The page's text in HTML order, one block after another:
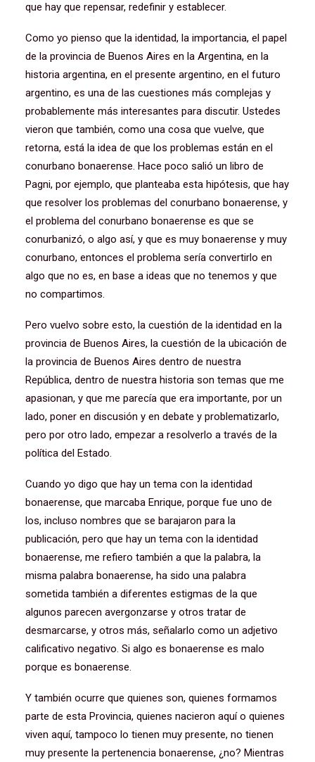
que hay que repensar, redefinir y establecer.
Como yo pienso que la identidad, la importancia, el papel
de la provincia de Buenos Aires en la Argentina, en la
historia argentina, en el presente argentino, en el futuro
argentino, es una de las cuestiones más complejas y
probablemente más interesantes para discutir. Ustedes
vieron que también, como una cosa que vuelve, que
retorna, está la idea de que los problemas están en el
conurbano bonaerense. Hace poco salió un libro de
Pagni, por ejemplo, que planteaba esta hipótesis, que hay
que resolver los problemas del conurbano bonaerense, y
el problema del conurbano bonaerense es que se
conurbanizó, o algo así, y que es muy bonaerense y muy
conurbano, entonces el problema sería convertirlo en
algo que no es, en base a ideas que no tenemos y que
no compartimos.
Pero vuelvo sobre esto, la cuestión de la identidad en la
provincia de Buenos Aires, la cuestión de la ubicación de
la provincia de Buenos Aires dentro de nuestra
República, dentro de nuestra historia son temas que me
apasionan, y que me parecía que era importante, por un
lado, poner en discusión y en debate y problematizarlo,
pero por otro lado, empezar a resolverlo a través de la
política del Estado.
Cuando yo digo que hay un tema con la identidad
bonaerense, que marcaba Enrique, porque fue uno de
los, incluso nombres que se barajaron para la
publicación, pero que hay un tema con la identidad
bonaerense, me refiero también a que la palabra, la
misma palabra bonaerense, ha sido una palabra
sometida también a diferentes estigmas de la que
algunos parecen avergonzarse y otros tratar de
desmarcarse, y otros más, señalarlo como un adjetivo
calificativo negativo. Si algo es bonaerense es malo
porque es bonaerense.
Y también ocurre que quienes son, quienes formamos
parte de esta Provincia, quienes nacieron aquí o quienes
viven aquí, tampoco lo tienen muy presente, no tienen
muy presente la pertenencia bonaerense, ¿no? Mientras